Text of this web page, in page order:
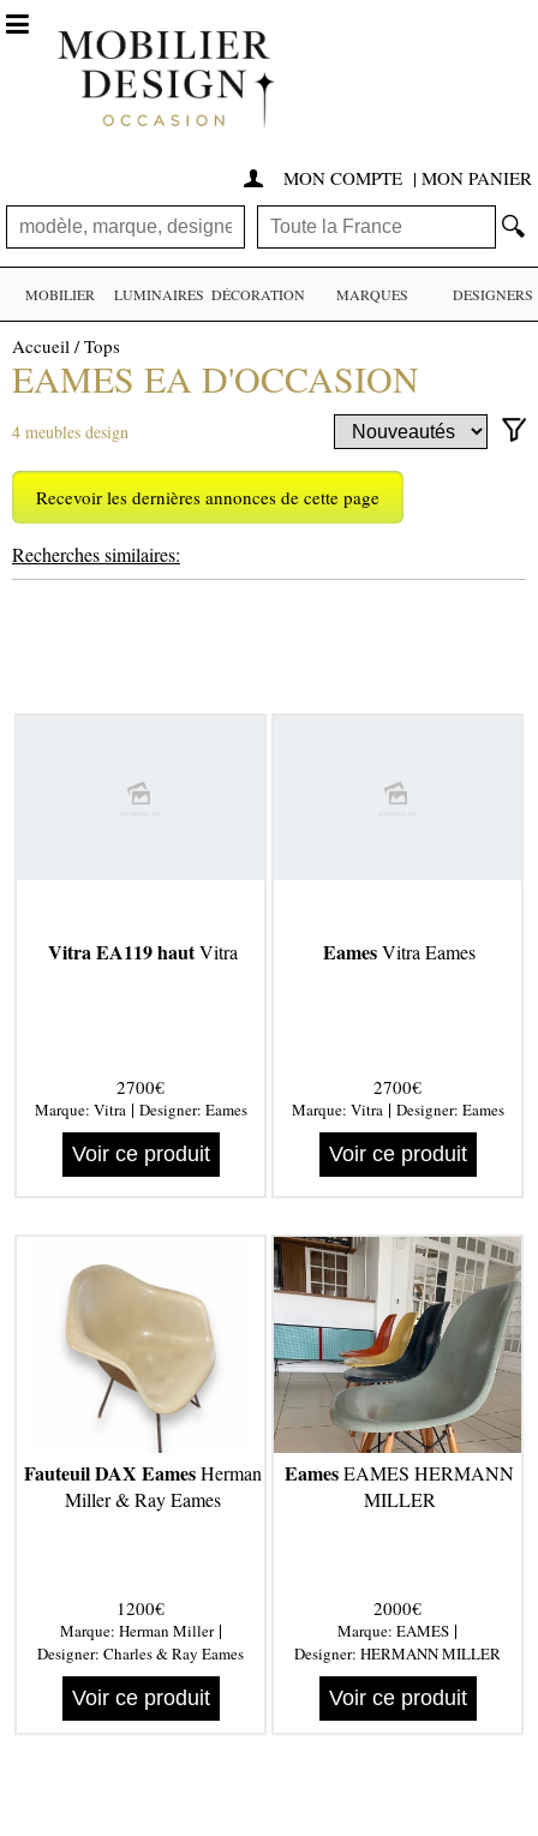
 MON COMPTE | MON PANIER
🔍

MOBILIER LUMINAIRES DÉCORATION MARQUES DESIGNERS
Accueil /Tops
EAMES EA D'OCCASION
4 meubles design
Recevoir les dernières annonces de cette page
Recherches similaires:
Vitra EA119 hautVitra
2700€
Marque: Vitra| Designer: Eames
Voir ce produit
EamesVitra Eames
2700€
Marque: Vitra| Designer: Eames
Voir ce produit
Fauteuil DAX EamesHerman
Miller & Ray Eames
1200€
Marque: Herman Miller|
Designer: Charles & Ray Eames
Voir ce produit
EamesEAMES HERMANN
MILLER
2000€
Marque: EAMES |
Designer: HERMANN MILLER
Voir ce produit